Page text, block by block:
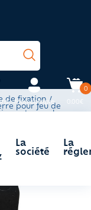
Mon compte
0
0.00€
La
société
La
de fixation /
pour feu de
octogonal